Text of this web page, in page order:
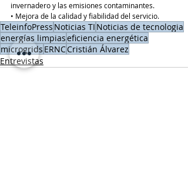
invernadero y las emisiones contaminantes.
• Mejora de la calidad y fiabilidad del servicio.
TeleinfoPress Noticias TI Noticias de tecnologia
energías limpiaseficiencia energética
microgrids ERNCCristián Álvarez
Entrevistas